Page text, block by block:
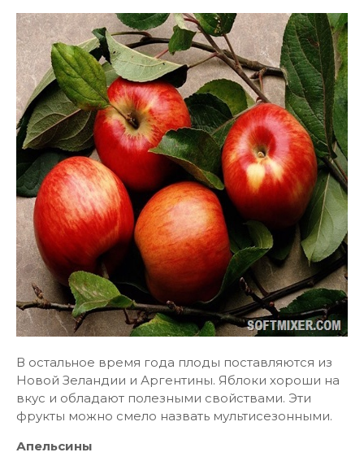
В остальное время года плоды поставляются из
Новой Зеландии и Аргентины. Яблоки хороши на
вкус и обладают полезными свойствами. Эти
фрукты можно смело назвать мультисезонными.
Апельсины